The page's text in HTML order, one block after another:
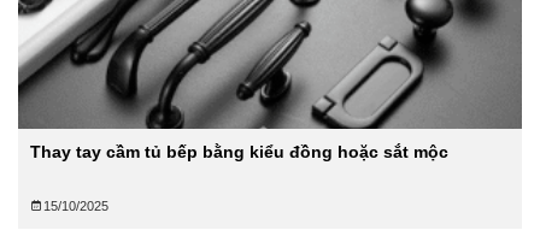
Thay tay cầm tủ bếp bằng kiểu đồng hoặc sắt mộc
15/10/2025